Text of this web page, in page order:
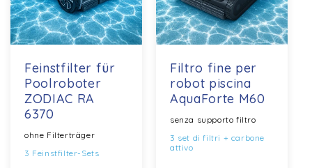
Feinstfilter für
Poolroboter
ZODIAC RA
6370
ohne Filterträger
3 Feinstfilter-Sets
Filtro fine per
robot piscina
AquaForte M60
senza supporto filtro
3 set di filtri + carbone
attivo